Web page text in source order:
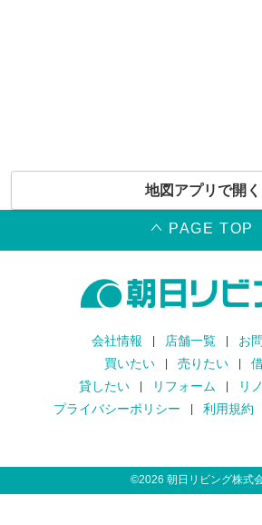
地図アプリで開く
PAGE TOP
会社情報 店舗一覧
お
買いたい
売りたい
貸したい
リフォーム
リ
プライバシーポリシー
利用規約
©2026 朝日リビング株式